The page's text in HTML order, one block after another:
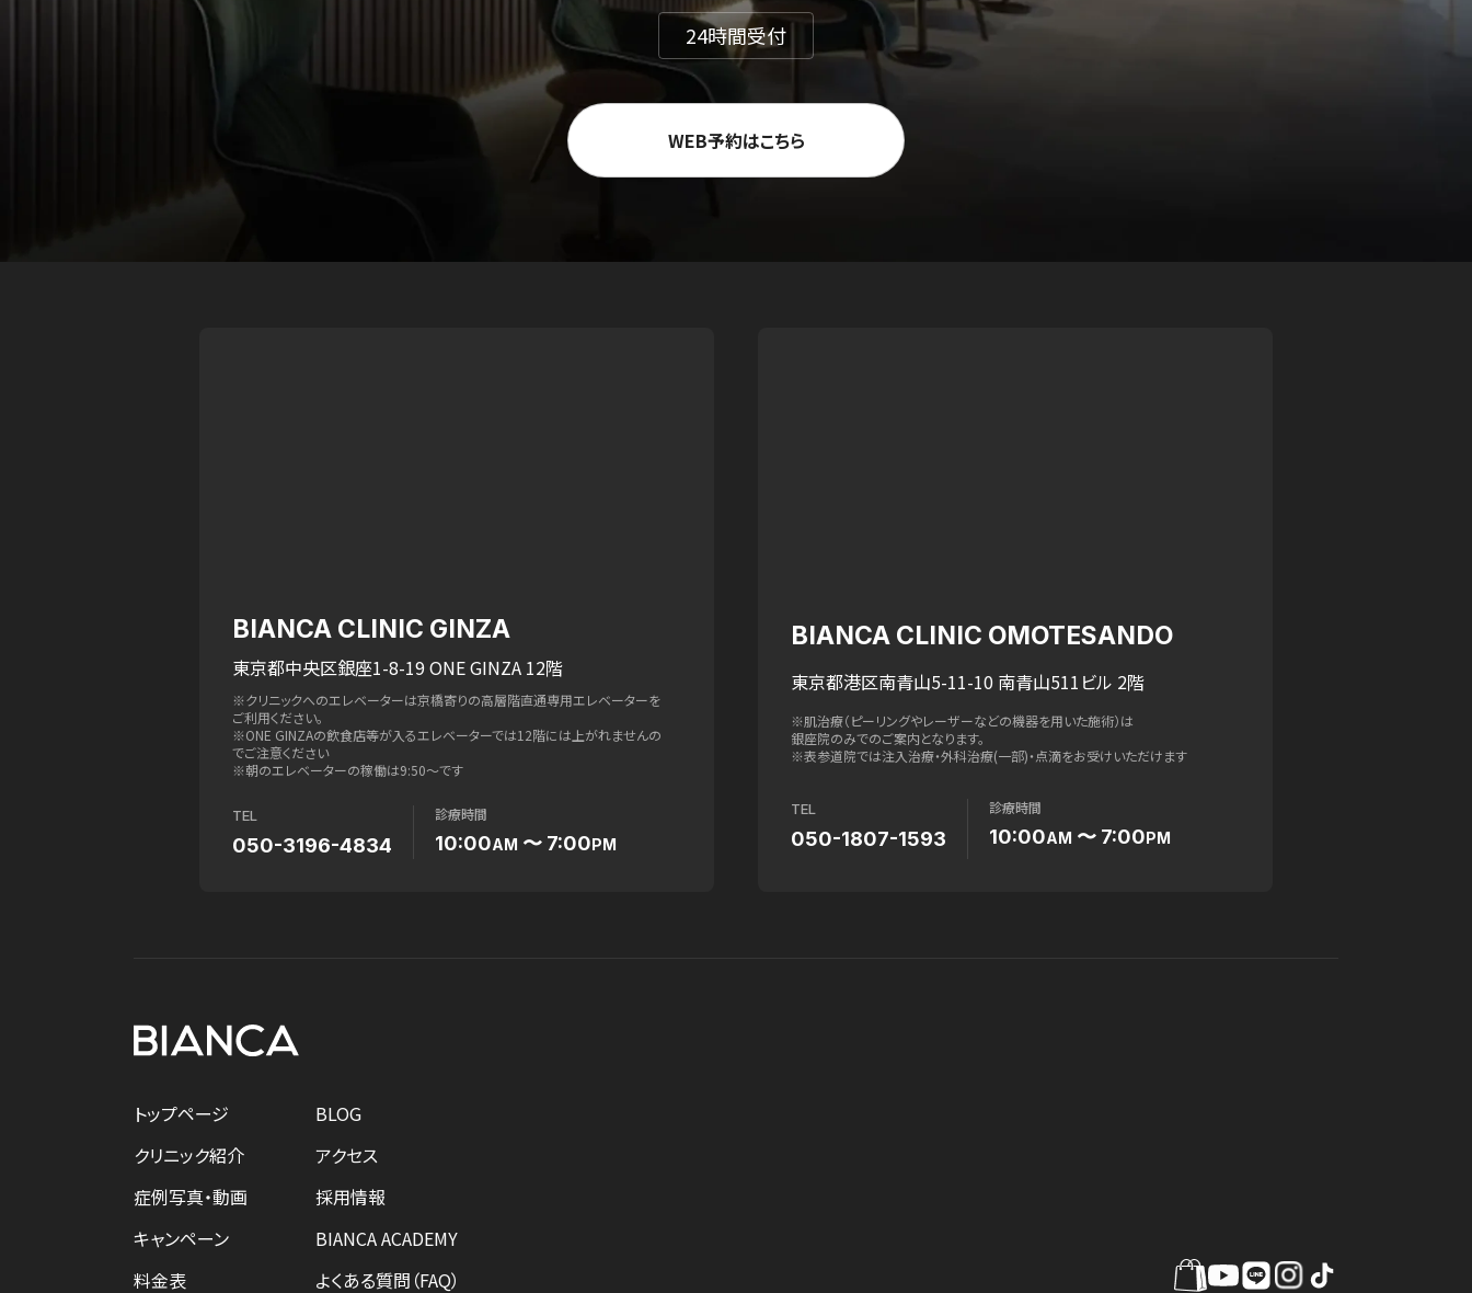
24時間受付
WEB予約はこちら
BIANCA CLINIC GINZA
東京都中央区銀座1-8-19 ONE GINZA 12階
※クリニックへのエレベーターは京橋寄りの高層階直通専用エレベーターを
ご利用ください。
※ONE GINZAの飲食店等が入るエレベーターでは12階には上がれませんの
でご注意ください
※朝のエレベーターの稼働は9:50〜です
TEL
050-3196-4834
診療時間
10:00AM 〜 7:00PM
BIANCA CLINIC OMOTESANDO
東京都港区南青山5-11-10 南青山511ビル 2階
※肌治療（ピーリングやレーザーなどの機器を用いた施術）は
銀座院のみでのご案内となります。
※表参道院では注入治療・外科治療(一部)・点滴をお受けいただけます
TEL
050-1807-1593
診療時間
10:00AM 〜 7:00PM
トップページ
クリニック紹介
症例写真・動画
キャンペーン
料金表
BLOG
アクセス
採用情報
BIANCA ACADEMY
よくある質問（FAQ）